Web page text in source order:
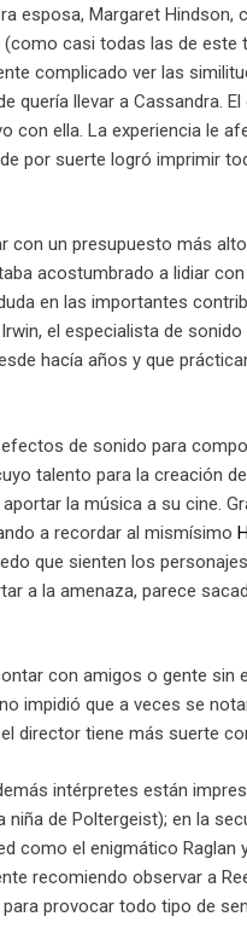
esposa, Margaret Hindson,
casi todas las de este
complicado ver las
quería llevar a Cassandra.
con ella. La experiencia le
por suerte logró imprimir
con un presupuesto más
acostumbrado a lidiar
en las importantes
el especialista de
hacía años y que
de sonido para
talento para la creación
la música a su cine.
a recordar al mismísimo
que sienten los
a la amenaza, parece
con amigos o gente sin
impidió que a veces se
director tiene más suerte
intérpretes están
de Poltergeist); en la
como el enigmático Raglan
recomiendo observar a
provocar todo tipo de